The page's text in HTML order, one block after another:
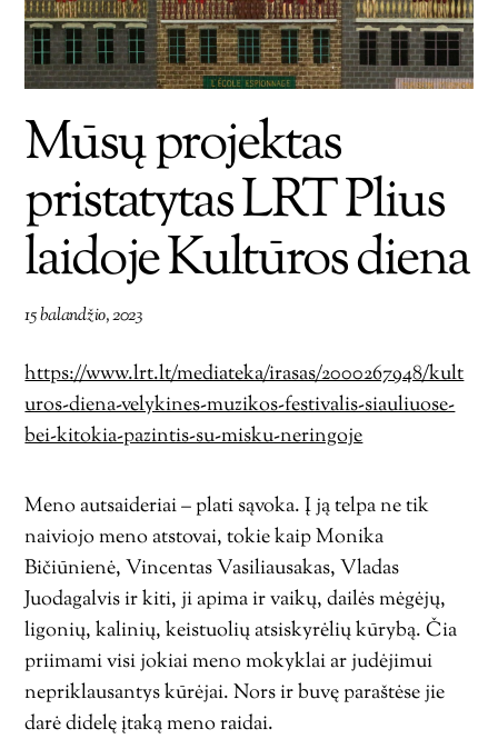
Mūsų projektas
pristatytas LRT Plius
laidoje Kultūros diena
15 balandžio, 2023
https://www.lrt.lt/mediateka/irasas/2000267948/kult
uros-diena-velykines-muzikos-festivalis-siauliuose-
bei-kitokia-pazintis-su-misku-neringoje
Meno autsaideriai – plati sąvoka. Į ją telpa ne tik
naiviojo meno atstovai, tokie kaip Monika
Bičiūnienė, Vincentas Vasiliausakas, Vladas
Juodagalvis ir kiti, ji apima ir vaikų, dailės mėgėjų,
ligonių, kalinių, keistuolių atsiskyrėlių kūrybą. Čia
priimami visi jokiai meno mokyklai ar judėjimui
nepriklausantys kūrėjai. Nors ir buvę paraštėse jie
darė didelę įtaką meno raidai.